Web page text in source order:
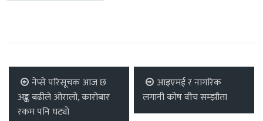
नेप्से परिसूचक आज छ
अङ्क बढीले ओरालो, कारोबार
रकम पनि घट्यो
आइएमई र नागरिक
लगानी कोष वीच सम्झौता